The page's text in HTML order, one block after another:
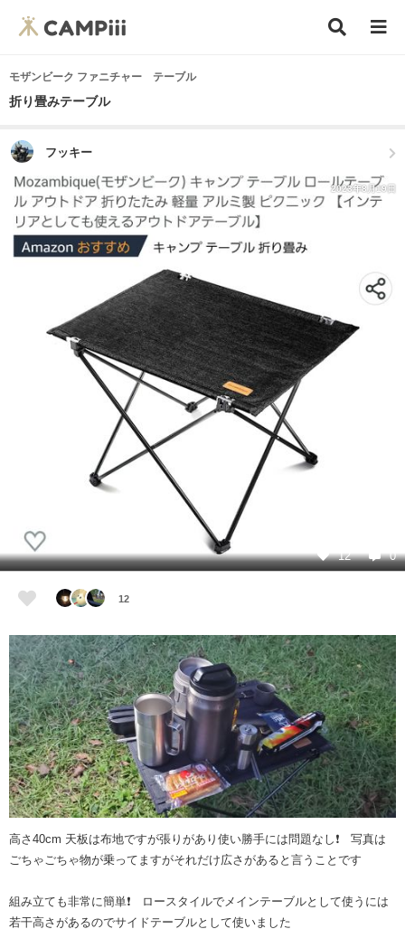
モザンビーク ファニチャー テーブル
折り畳みテーブル
フッキー
2023年8月19日
12 0
12
高さ40cm 天板は布地ですが張りがあり使い勝手には問題なし❗ 写真は
ごちゃごちゃ物が乗ってますがそれだけ広さがあると言うことです
組み立ても非常に簡単❗️ ロースタイルでメインテーブルとして使うには
若干高さがあるのでサイドテーブルとして使いました